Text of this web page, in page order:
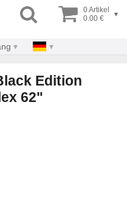
0 Artikel
0.00 €
▾
Edition
62"